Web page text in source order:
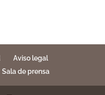
Aviso legal
Sala de prensa